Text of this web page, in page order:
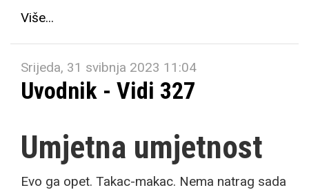
Više...
Srijeda, 31 svibnja 2023 11:04
Uvodnik - Vidi 327
Umjetna umjetnost
Evo ga opet. Takac-makac. Nema natrag sada